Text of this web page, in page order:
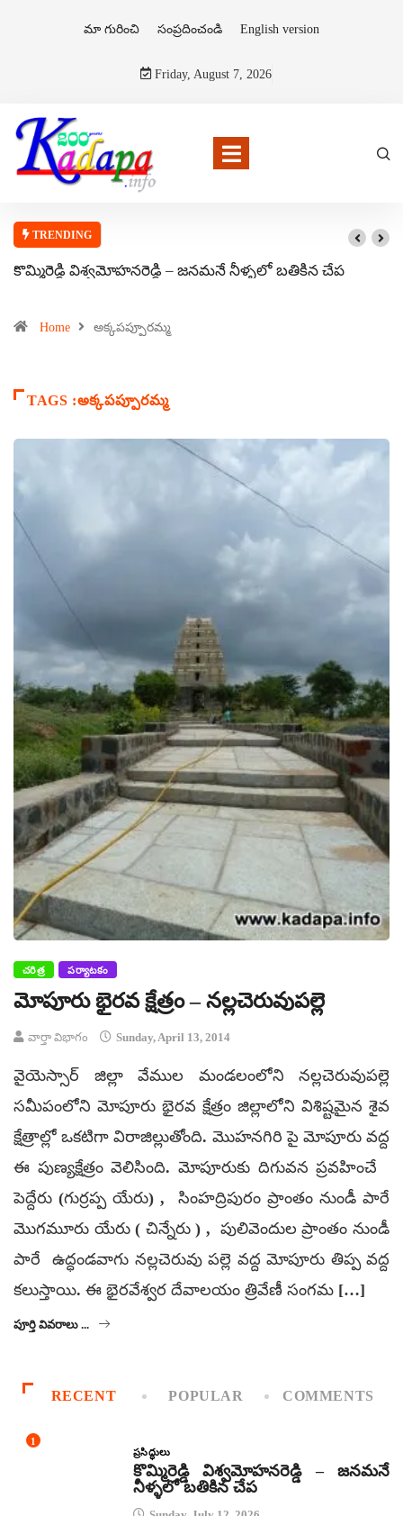
మా గురించి సంప్రదించండి English version
Friday, August 7, 2026
TRENDING
కొమ్మిరెడ్డి విశ్వమోహనరెడ్డి – జనమనే నీళ్ళలో బతికిన చేప
Home అక్కపప్పూరమ్మ
TAGS :అక్కపప్పూరమ్మ
చరిత్ర పర్యాటకం
మోపూరు భైరవ క్షేత్రం – నల్లచెరువుపల్లె
వార్తా విభాగం Sunday, April 13, 2014
వైయెస్సార్ జిల్లా వేముల మండలంలోని నల్లచెరువుపల్లె
సమీపంలోని మోపూరు భైరవ క్షేత్రం జిల్లాలోని విశిష్టమైన శైవ
క్షేత్రాల్లో ఒకటిగా విరాజిల్లుతోంది. మొహనగిరి పై మోపూరు వద్ద
ఈ పుణ్యక్షేత్రం వెలిసింది. మోపూరుకు దిగువన ప్రవహించే
పెద్దేరు (గుర్రప్ప యేరు) , సింహద్రిపురం ప్రాంతం నుండీ పారే
మొగమూరు యేరు ( చిన్నేరు ) , పులివెందుల ప్రాంతం నుండీ
పారే ఉద్ధండవాగు నల్లచెరువు పల్లె వద్ద మోపూరు తిప్ప వద్ద
కలుస్తాయి. ఈ భైరవేశ్వర దేవాలయం త్రివేణీ సంగమ […]
పూర్తి వివరాలు ...
RECENT POPULAR COMMENTS
1
ప్రసిద్ధులు
కొమ్మిరెడ్డి విశ్వమోహనరెడ్డి – జనమనే
నీళ్ళలో బతికిన చేప